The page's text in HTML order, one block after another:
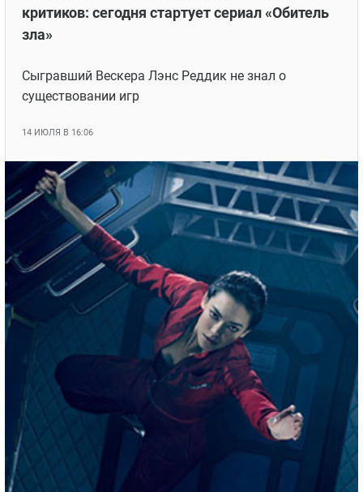
критиков: сегодня стартует сериал «Обитель
зла»
Сыгравший Вескера Лэнс Реддик не знал о
существовании игр
14 ИЮЛЯ В 16:06